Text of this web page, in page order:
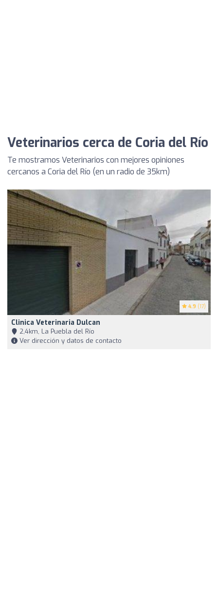
Veterinarios cerca de Coria del Río
Te mostramos Veterinarios con mejores opiniones
cercanos a Coria del Río (en un radio de 35km)
4.9 (17)
Clinica Veterinaria Dulcan
2,4km, La Puebla del Río
Ver dirección y datos de contacto